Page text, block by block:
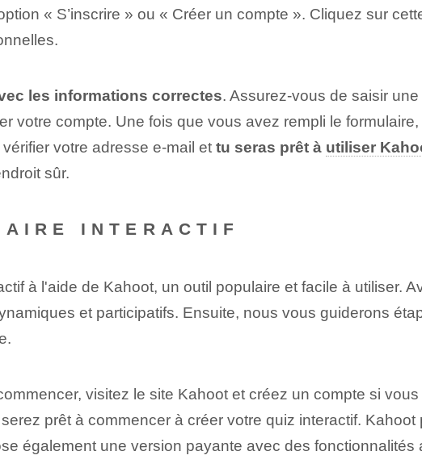
« S’inscrire » ou « Créer un compte ». Cliquez sur
les informations correctes. Assurez-vous de saisir
votre compte. Une fois que vous avez rempli le
votre adresse e-mail et tu seras prêt à utiliser
sûr.
INTERACTIF
à l'aide de Kahoot, un outil populaire et facile à utiliser.
et participatifs. Ensuite, nous vous guiderons
visitez le site Kahoot et créez un compte si
prêt à commencer à créer votre quiz interactif. Kahoot
également une version payante avec des fonctionnalités